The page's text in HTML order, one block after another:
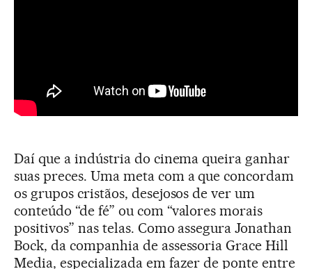
Daí que a indústria do cinema queira ganhar
suas preces. Uma meta com a que concordam
os grupos cristãos, desejosos de ver um
conteúdo “de fé” ou com “valores morais
positivos” nas telas. Como assegura Jonathan
Bock, da companhia de assessoria Grace Hill
Media, especializada em fazer de ponte entre